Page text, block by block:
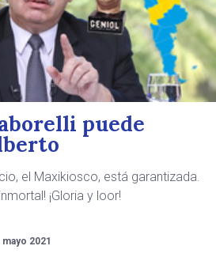
puede
el Maxikiosco, está garantizada.
¡Gloria y loor!
mayo 2021